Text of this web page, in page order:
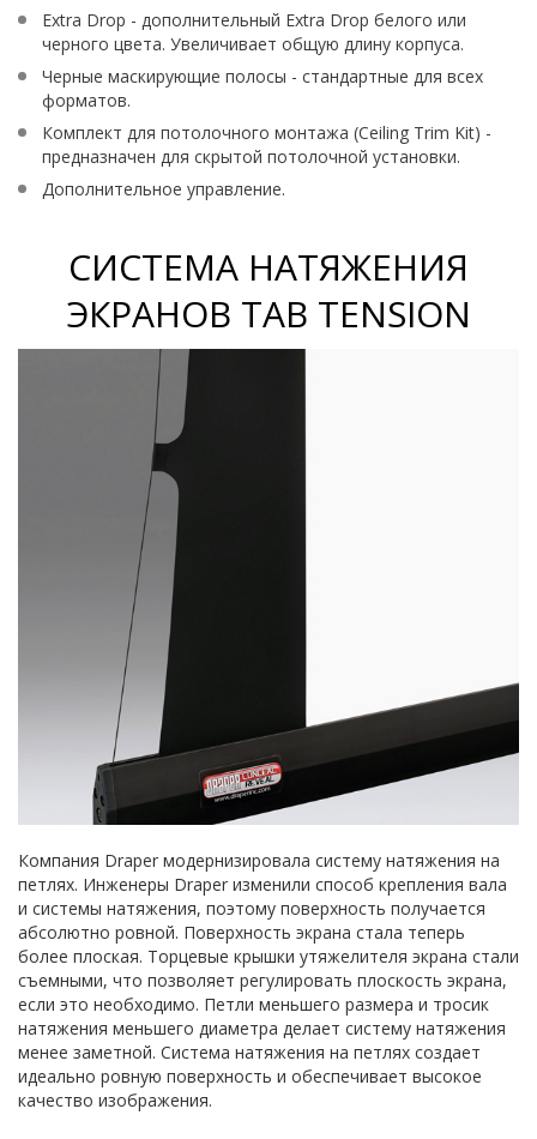
Extra Drop - дополнительный Extra Drop белого или
черного цвета. Увеличивает общую длину корпуса.
Черные маскирующие полосы - стандартные для всех
форматов.
Комплект для потолочного монтажа (Ceiling Trim Kit) -
предназначен для скрытой потолочной установки.
Дополнительное управление.
СИСТЕМА НАТЯЖЕНИЯ
ЭКРАНОВ TAB TENSION
Компания Draper модернизировала систему натяжения на
петлях. Инженеры Draper изменили способ крепления вала
и системы натяжения, поэтому поверхность получается
абсолютно ровной. Поверхность экрана стала теперь
более плоская. Торцевые крышки утяжелителя экрана стали
съемными, что позволяет регулировать плоскость экрана,
если это необходимо. Петли меньшего размера и тросик
натяжения меньшего диаметра делает систему натяжения
менее заметной. Система натяжения на петлях создает
идеально ровную поверхность и обеспечивает высокое
качество изображения.